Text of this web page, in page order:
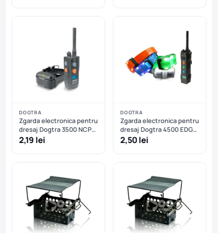
DOGTRA
Zgarda electronica pentru
dresaj Dogtra 3500 NCP
Super X - 1 câine
2,19 lei
DOGTRA
Zgarda electronica pentru
dresaj Dogtra 4500 EDGE
- 1 câine
2,50 lei